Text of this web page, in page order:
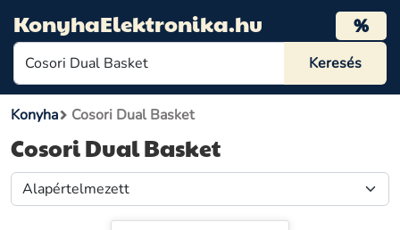
KonyhaElektronika.hu %
Konyha Cosori Dual Basket
Cosori Dual Basket